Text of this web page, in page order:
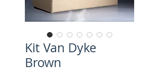
Kit Van Dyke
Brown